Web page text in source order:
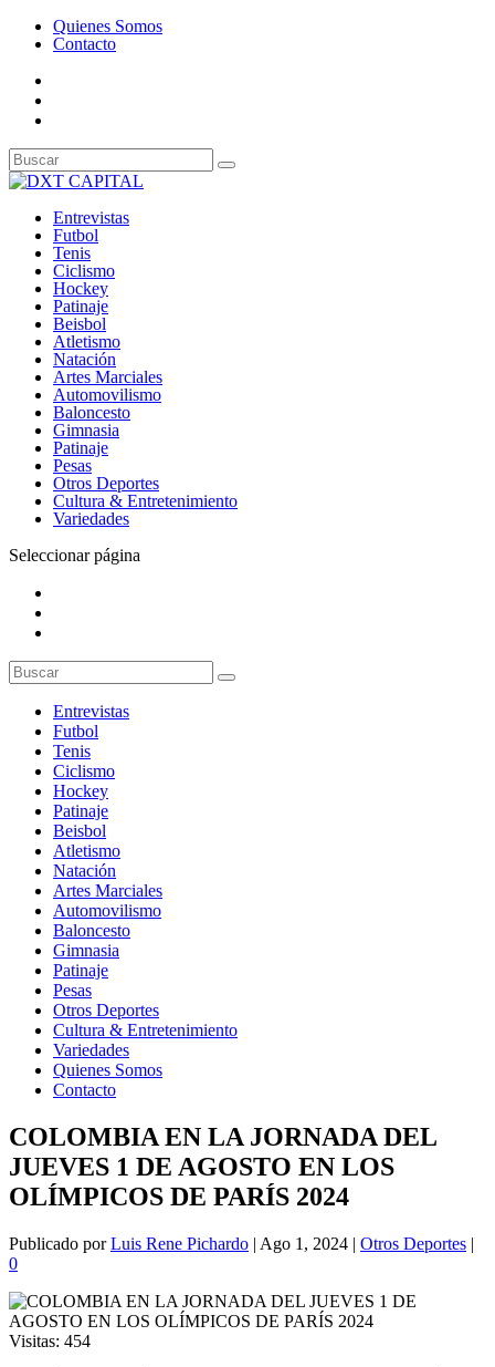
Quienes Somos
Contacto
Entrevistas
Futbol
Tenis
Ciclismo
Hockey
Patinaje
Beisbol
Atletismo
Natación
Artes Marciales
Automovilismo
Baloncesto
Gimnasia
Patinaje
Pesas
Otros Deportes
Cultura & Entretenimiento
Variedades
Seleccionar página
Entrevistas
Futbol
Tenis
Ciclismo
Hockey
Patinaje
Beisbol
Atletismo
Natación
Artes Marciales
Automovilismo
Baloncesto
Gimnasia
Patinaje
Pesas
Otros Deportes
Cultura & Entretenimiento
Variedades
Quienes Somos
Contacto
COLOMBIA EN LA JORNADA DEL
JUEVES 1 DE AGOSTO EN LOS
OLÍMPICOS DE PARÍS 2024
Publicado porLuis Rene Pichardo | Ago 1, 2024 | Otros Deportes |
0
Visitas: 454